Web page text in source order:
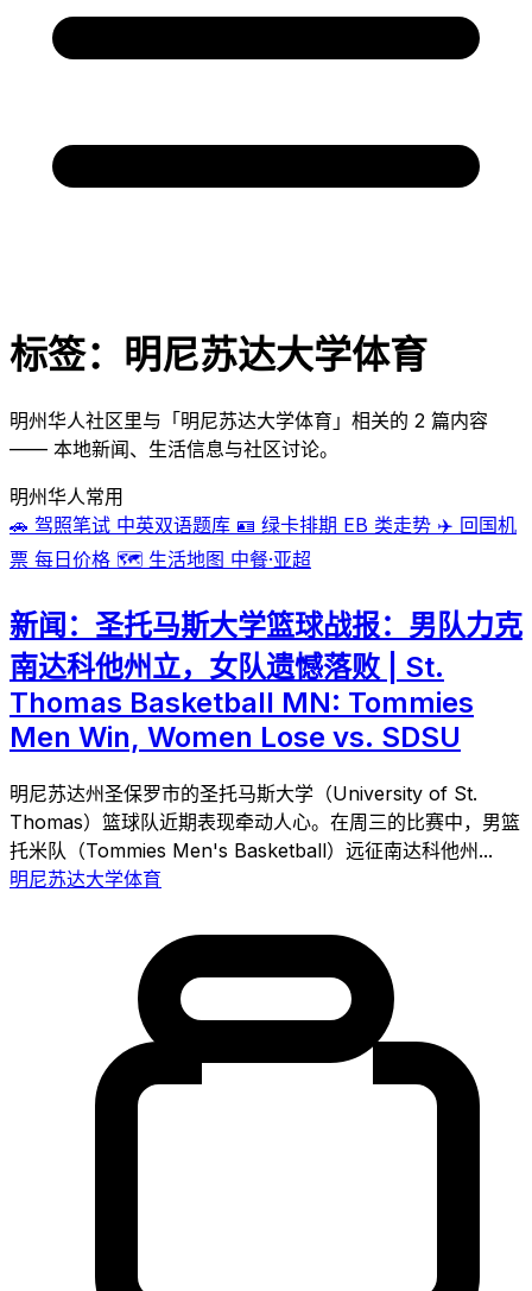
标签：明尼苏达大学体育
明州华人社区里与「明尼苏达大学体育」相关的 2 篇内容
—— 本地新闻、生活信息与社区讨论。
明州华人常用
🚗 驾照笔试 中英双语题库 🪪 绿卡排期 EB 类走势 ✈️ 回国机
票 每日价格 🗺️ 生活地图 中餐·亚超
新闻：圣托马斯大学篮球战报：男队力克
南达科他州立，女队遗憾落败 | St.
Thomas Basketball MN: Tommies
Men Win, Women Lose vs. SDSU
明尼苏达州圣保罗市的圣托马斯大学（University of St.
Thomas）篮球队近期表现牵动人心。在周三的比赛中，男篮
托米队（Tommies Men's Basketball）远征南达科他州...
明尼苏达大学体育